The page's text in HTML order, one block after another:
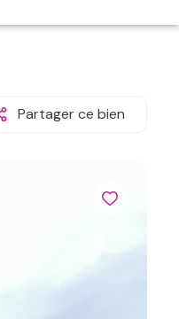
Partager ce bien